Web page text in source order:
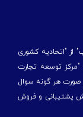
از "اتحادیه کشوری
"مركز توسعه تجارت
صورت هر گونه سوال
پشتیبانی و فروش